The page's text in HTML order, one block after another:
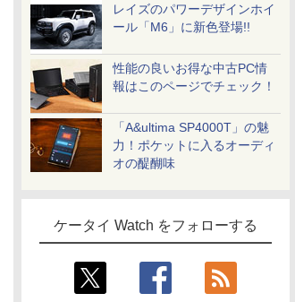
レイズのパワーデザインホイ
ール「M6」に新色登場!!
性能の良いお得な中古PC情
報はこのページでチェック！
「A&ultima SP4000T」の魅
力！ポケットに入るオーディ
オの醍醐味
ケータイ Watch をフォローする